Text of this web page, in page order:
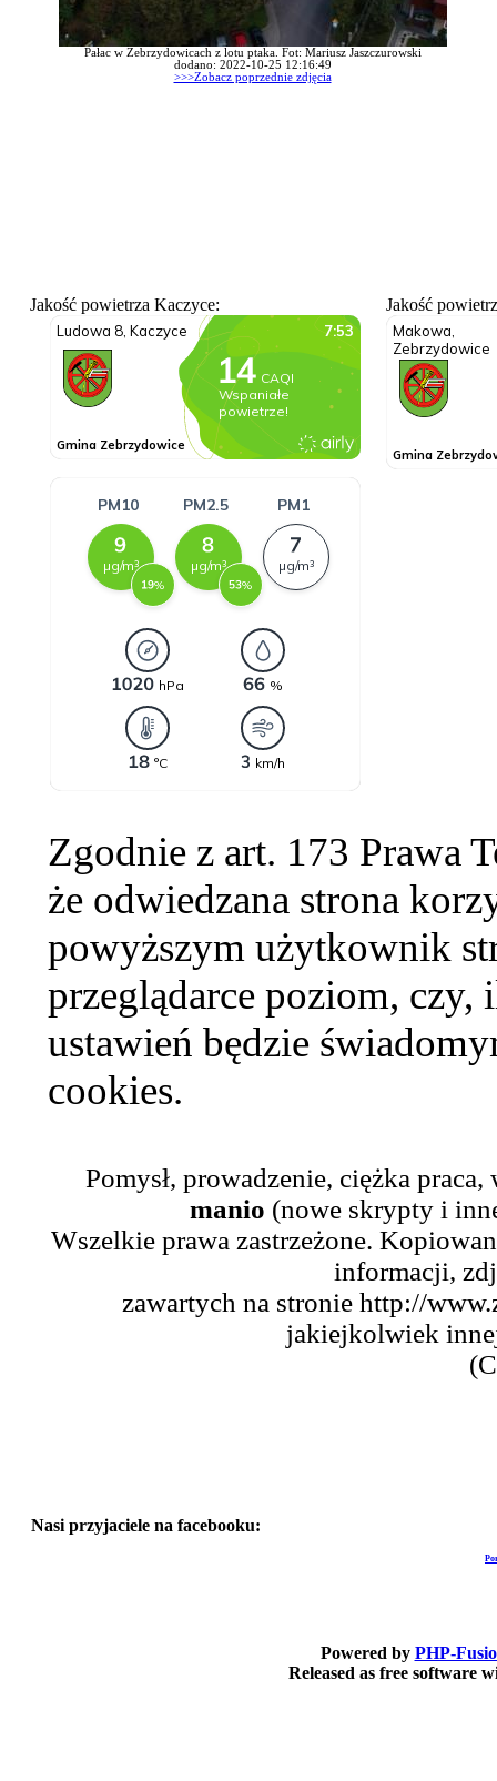
Pałac w Zebrzydowicach z lotu ptaka. Fot: Mariusz Jaszczurowski
dodano: 2022-10-25 12:16:49
>>>Zobacz poprzednie zdjęcia
Jakość powietrza Kaczyce: Jakość
Zgodnie z art. 173 Prawa
że odwiedzana strona
powyższym użytkownik
przeglądarce poziom,
ustawień będzie
cookies.
Pomysł, prowadzenie, ciężka
manio (nowe skrypty i
Wszelkie prawa zastrzeżone.
informacji,
zawartych na stronie http://
jakiejkolwiek
Nasi przyjaciele na facebooku:
Powered by PHP-
Released as free software